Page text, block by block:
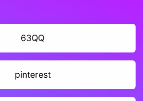
63QQ
pinterest